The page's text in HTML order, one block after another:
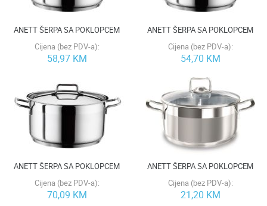
ANETT ŠERPA SA POKLOPCEM
Cijena (bez PDV-a):
58,97 KM
ANETT ŠERPA SA POKLOPCEM
Cijena (bez PDV-a):
54,70 KM
ANETT ŠERPA SA POKLOPCEM
Cijena (bez PDV-a):
70,09 KM
ANETT ŠERPA SA POKLOPCEM
Cijena (bez PDV-a):
21,20 KM